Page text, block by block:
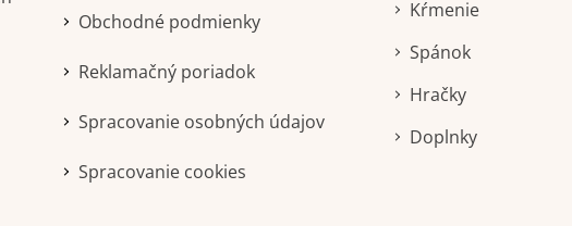
Obchodné podmienky
Reklamačný poriadok
Spracovanie osobných údajov
Spracovanie cookies
Kŕmenie
Spánok
Hračky
Doplnky